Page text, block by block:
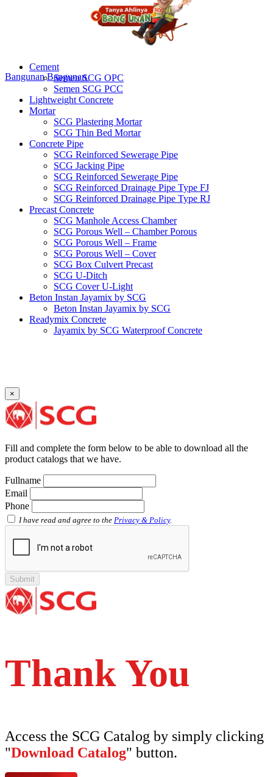
Bangunan Bangunan
Cement
Semen SCG OPC
Semen SCG PCC
Lightweight Concrete
Mortar
SCG Plastering Mortar
SCG Thin Bed Mortar
Concrete Pipe
SCG Reinforced Sewerage Pipe
SCG Jacking Pipe
SCG Reinforced Sewerage Pipe
SCG Reinforced Drainage Pipe Type FJ
SCG Reinforced Drainage Pipe Type RJ
Precast Concrete
SCG Manhole Access Chamber
SCG Porous Well – Chamber Porous
SCG Porous Well – Frame
SCG Porous Well – Cover
SCG Box Culvert Precast
SCG U-Ditch
SCG Cover U-Light
Beton Instan Jayamix by SCG
Beton Instan Jayamix by SCG
Readymix Concrete
Jayamix by SCG Waterproof Concrete
Faucet Elbow 90′ with Metal Insert SCG AW
Faucet Socket SCG AW
Faucet Tee with Metal Insert SCG AW
Socket with PVC Flange SCG AW
Pipe Clip SCG AW
Plug SCG AW
Shinkolite
SCG PVC Door
Tipe Polos Warna
Tipe Minimalis
Tipe Bunga
×
Fill and complete the form below to be able to download all the
product catalogs that we have.
Fullname
Email
Phone
I have read and agree to the Privacy & Policy.
Thank You
Access the SCG Catalog by simply clicking
"Download Catalog" button.